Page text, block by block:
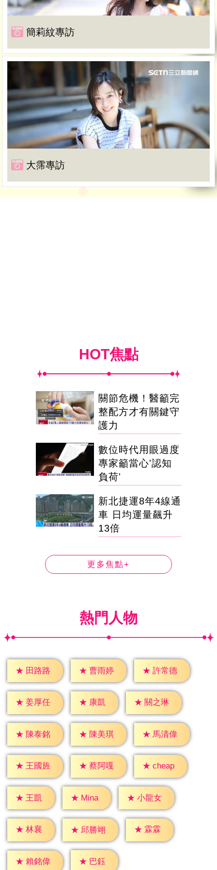
簡莉紋專訪
大霈專訪
HOT焦點
關節危機！醫籲完
整配方才有關鍵守
護力
數位時代用眼過度
專家籲當心'認知
負荷'
新北捷運8年4線通
車 日均運量飆升
13倍
更多焦點+
熱門人物
★ 田路路 ★ 曹雨婷 ★ 許常德
★ 姜厚任 ★ 康凱 ★ 關之琳
★ 陳泰銘 ★ 陳美琪 ★ 馬清偉
★ 王國旌 ★ 蔡阿嘎 ★ cheap
★ 王凱 ★ Mina ★ 小龍女
★ 林襄 ★ 邱勝翊 ★ 霖霖
★ 賴銘偉 ★ 巴鈺